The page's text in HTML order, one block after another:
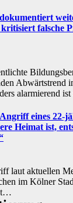
falsche
Abwärtstrend
alarmierend
eines 22-
Heimat ist,
laut aktuellen
im Kölner